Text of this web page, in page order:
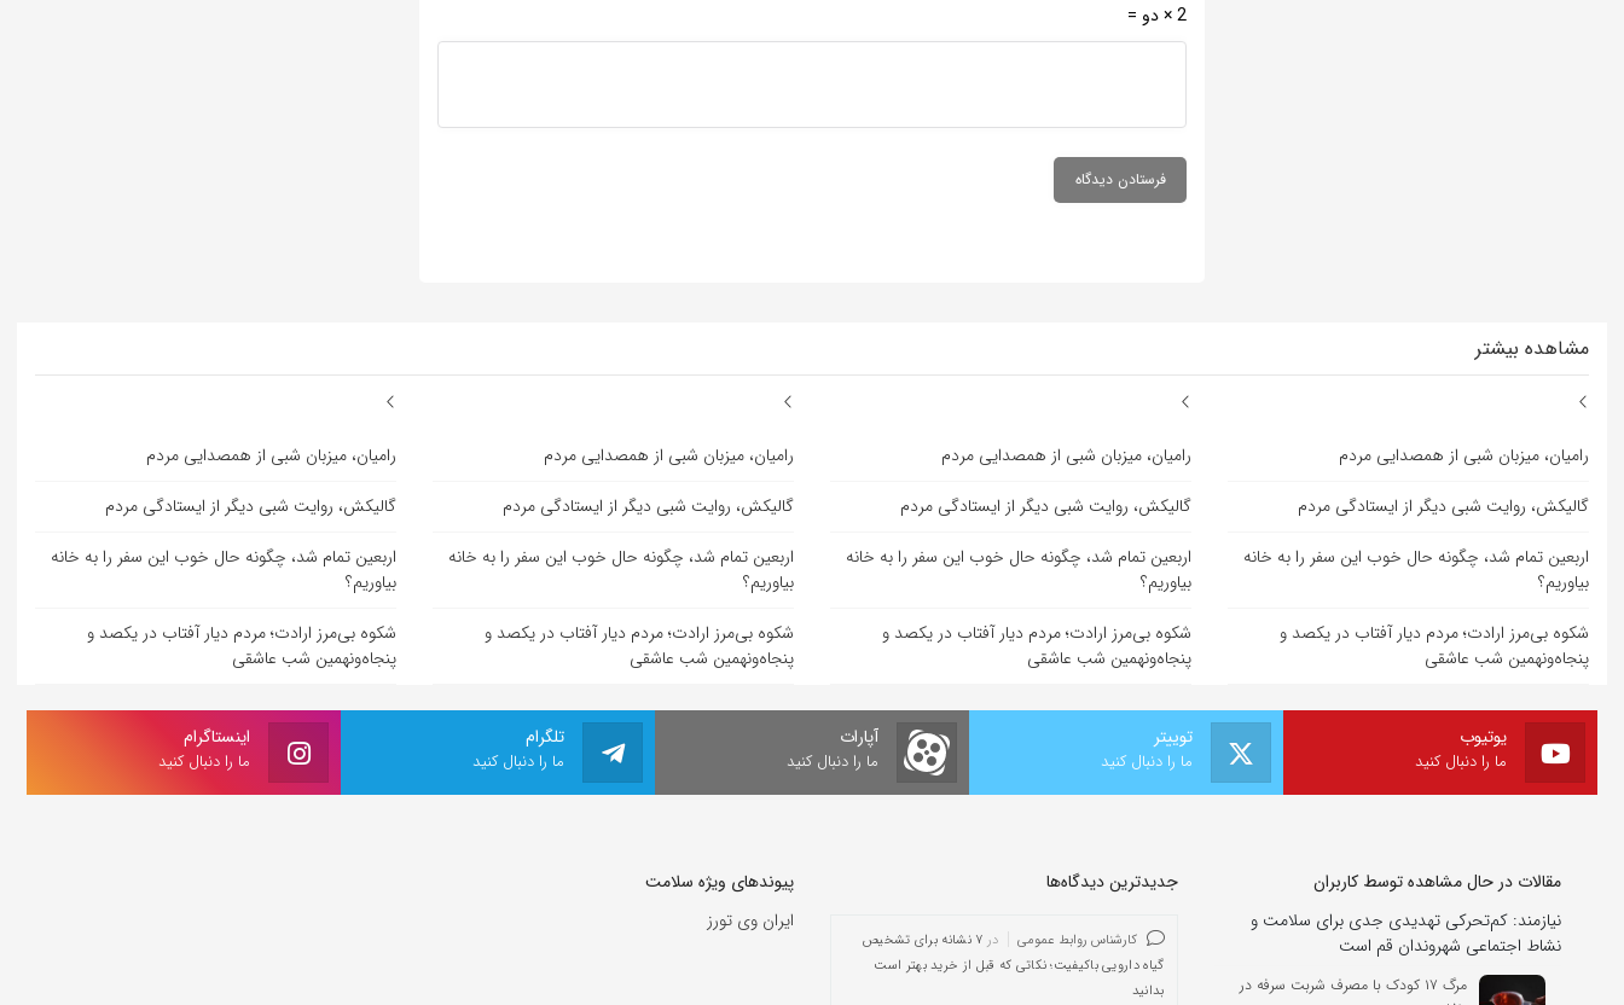
2 × دو =
مشاهده بیشتر
رامیان، میزبان شبی از همصدایی مردم
گالیکش، روایت شبی دیگر از ایستادگی مردم
اربعین تمام شد، چگونه حال خوب این سفر را به خانه
بیاوریم؟
شکوه بی‌مرز ارادت؛ مردم دیار آفتاب در یکصد و
پنجاه‌ونهمین شب عاشقی
رامیان، میزبان شبی از همصدایی مردم
گالیکش، روایت شبی دیگر از ایستادگی مردم
اربعین تمام شد، چگونه حال خوب این سفر را به خانه
بیاوریم؟
شکوه بی‌مرز ارادت؛ مردم دیار آفتاب در یکصد و
پنجاه‌ونهمین شب عاشقی
رامیان، میزبان شبی از همصدایی مردم
گالیکش، روایت شبی دیگر از ایستادگی مردم
اربعین تمام شد، چگونه حال خوب این سفر را به خانه
بیاوریم؟
شکوه بی‌مرز ارادت؛ مردم دیار آفتاب در یکصد و
پنجاه‌ونهمین شب عاشقی
رامیان، میزبان شبی از همصدایی مردم
گالیکش، روایت شبی دیگر از ایستادگی مردم
اربعین تمام شد، چگونه حال خوب این سفر را به خانه
بیاوریم؟
شکوه بی‌مرز ارادت؛ مردم دیار آفتاب در یکصد و
پنجاه‌ونهمین شب عاشقی
اینستاگرام
ما را دنبال کنید
تلگرام
ما را دنبال کنید
آپارات
ما را دنبال کنید
توییتر
ما را دنبال کنید
یوتیوب
ما را دنبال کنید
مقالات در حال مشاهده توسط کاربران
نیازمند: کم‌تحرکی تهدیدی جدی برای سلامت و
نشاط اجتماعی شهروندان قم است
مرگ ۱۷ کودک با مصرف شربت سرفه در
جدیدترین دیدگاه‌‌ها
کارشناس روابط عمومی در
۷ نشانه برای تشخیص
گیاه دارویی باکیفیت؛ نکاتی که قبل از خرید بهتر است
بدانید
پیوندهای ویژه سلامت
ایران وی تورز